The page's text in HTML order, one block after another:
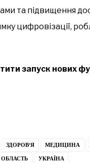
та підвищення
цифровізації,
запуск нових
ЗДОРОВ’Я МЕДИЦИНА
УКРАЇНА